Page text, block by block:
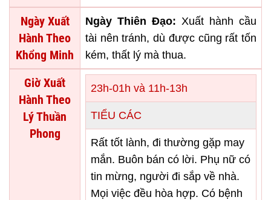
Ngày Xuất
Hành Theo
Khổng Minh
Ngày Thiên Đạo: Xuất hành cầu
tài nên tránh, dù được cũng rất tốn
kém, thất lý mà thua.
Giờ Xuất
Hành Theo
Lý Thuần
Phong
23h-01h và 11h-13h
TIỂU CÁC
Rất tốt lành, đi thường gặp may
mắn. Buôn bán có lời. Phụ nữ có
tin mừng, người đi sắp về nhà.
Mọi việc đều hòa hợp. Có bệnh